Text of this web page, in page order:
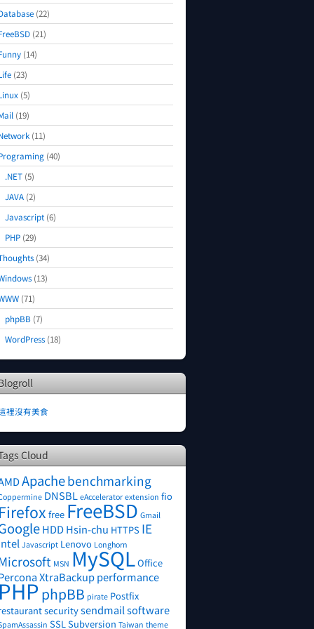
(22)
(21)
(14)
(23)
(5)
(19)
(11)
(40)
.NET (5)
JAVA (2)
Javascript (6)
PHP (29)
(34)
(13)
(71)
phpBB (7)
WordPress (18)
裡沒有美食
Cloud
Apachebenchmarking
DNSBL eAccelerator extension fio
Firefox free FreeBSD Gmail
HDDHsin-chu HTTPS IE
Javascript Lenovo Longhorn
MSN MySQLOffice
XtraBackupperformance
phpBB pirate Postfix
securitysendmailsoftware
SSL Subversion Taiwan theme